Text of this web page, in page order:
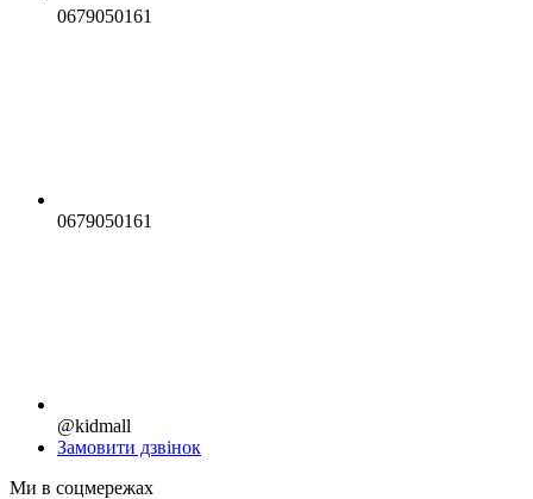
0679050161
0679050161
@kidmall
Замовити дзвінок
Ми в соцмережах